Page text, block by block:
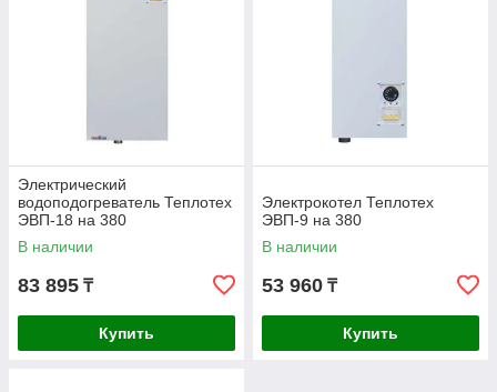
Электрический
водоподогреватель Теплотех
ЭВП-18 на 380
В наличии
83 895 ₸
Купить
Электрокотел Теплотех
ЭВП-9 на 380
В наличии
53 960 ₸
Купить